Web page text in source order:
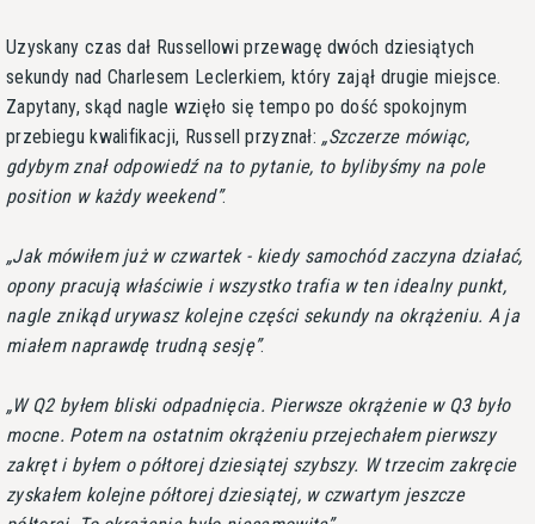
Uzyskany czas dał Russellowi przewagę dwóch dziesiątych
sekundy nad Charlesem Leclerkiem, który zajął drugie miejsce.
Zapytany, skąd nagle wzięło się tempo po dość spokojnym
przebiegu kwalifikacji, Russell przyznał:
Szczerze mówiąc,
gdybym znał odpowiedź na to pytanie, to bylibyśmy na pole
position w każdy weekend .
Jak mówiłem już w czwartek - kiedy samochód zaczyna działać,
opony pracują właściwie i wszystko trafia w ten idealny punkt,
nagle znikąd urywasz kolejne części sekundy na okrążeniu. A ja
miałem naprawdę trudną sesję .
W Q2 byłem bliski odpadnięcia. Pierwsze okrążenie w Q3 było
mocne. Potem na ostatnim okrążeniu przejechałem pierwszy
zakręt i byłem o półtorej dziesiątej szybszy. W trzecim zakręcie
zyskałem kolejne półtorej dziesiątej, w czwartym jeszcze